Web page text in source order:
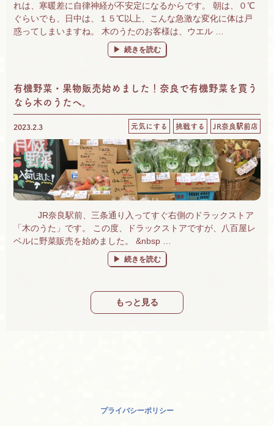
れは、寒暖差に自律神経が不安定になるからです。 朝は、０℃
ぐらいでも、日中は、１５℃以上、こんな急激な変化に体は戸
惑ってしまいますね。 木のうたのお客様は、ウエル …
“季節の変わり目の体調不良に「若甦」が効
続きを読む
有機野菜・果物販売始めました！奈良で有機野菜を買う
なら木のうたへ。
2023.2.3 元気にする 挑戦する JR奈良駅前店
JR奈良駅前、三条通り入ってすぐ右側のドラックストア
「木のうた」です。 この度、ドラックストアですが、八百屋レ
ベルに野菜販売を始めました。 &nbsp …
“有機野菜・果物販売始めました！奈良で有
続きを読む
もっと見る
プライバシーポリシー